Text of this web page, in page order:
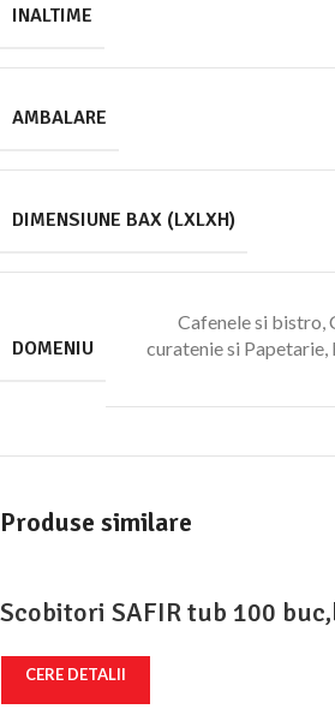
INALTIME
AMBALARE
DIMENSIUNE BAX (LXLXH)
DOMENIU
Cafenele si bistro,
curatenie si Papetarie,
Produse similare
Scobitori SAFIR tub 100
CERE DETALII